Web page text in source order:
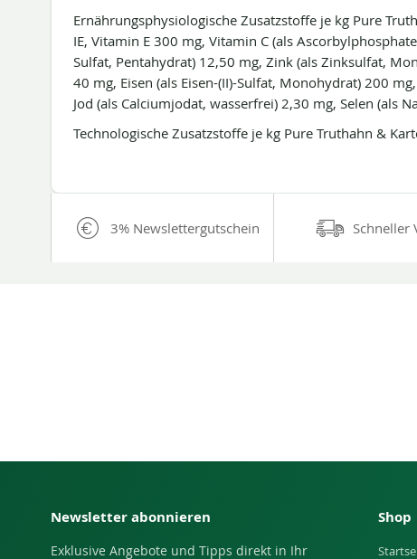
Ernährungsphysiologische Zusatzstoffe je kg Pure
IE, Vitamin E 300 mg, Vitamin C (als
Sulfat, Pentahydrat) 12,50 mg, Zink (als Zinksulfat,
40 mg, Eisen (als Eisen-(II)-Sulfat, Monohydrat) 200
Jod (als Calciumjodat, wasserfrei) 2,30 mg, Selen (als
Technologische Zusatzstoffe je kg Pure Truthahn &
3% Newslettergutschein Schneller
Newsletter abonnieren
Exklusive Angebote und Tipps direkt in Ihr
Shop